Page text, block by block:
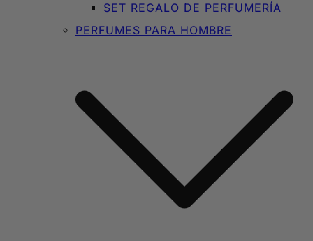
SET REGALO DE PERFUMERÍA
PERFUMES PARA HOMBRE